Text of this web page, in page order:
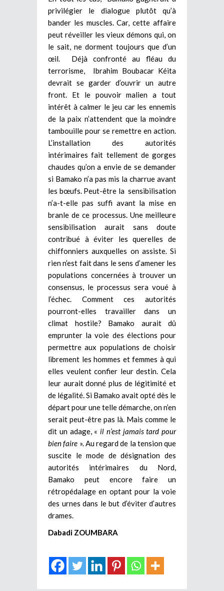
privilégier le dialogue plutôt qu’à
bander les muscles. Car, cette affaire
peut réveiller les vieux démons qui, on
le sait, ne dorment toujours que d’un
œil. Déjà confronté au fléau du
terrorisme, Ibrahim Boubacar Kéita
devrait se garder d’ouvrir un autre
front. Et le pouvoir malien a tout
intérêt à calmer le jeu car les ennemis
de la paix n’attendent que la moindre
tambouille pour se remettre en action.
L’installation des autorités
intérimaires fait tellement de gorges
chaudes qu’on a envie de se demander
si Bamako n’a pas mis la charrue avant
les bœufs. Peut-être la sensibilisation
n’a-t-elle pas suffi avant la mise en
branle de ce processus. Une meilleure
sensibilisation aurait sans doute
contribué à éviter les querelles de
chiffonniers auxquelles on assiste. Si
rien n’est fait dans le sens d’amener les
populations concernées à trouver un
consensus, le processus sera voué à
l’échec. Comment ces autorités
pourront-elles travailler dans un
climat hostile? Bamako aurait dû
emprunter la voie des élections pour
permettre aux populations de choisir
librement les hommes et femmes à qui
elles veulent confier leur destin. Cela
leur aurait donné plus de légitimité et
de légalité. Si Bamako avait opté dès le
départ pour une telle démarche, on n’en
serait peut-être pas là. Mais comme le
dit un adage, « il n’est jamais tard pour
bien faire ». Au regard de la tension que
suscite le mode de désignation des
autorités intérimaires du Nord,
Bamako peut encore faire un
rétropédalage en optant pour la voie
des urnes dans le but d’éviter d’autres
drames.
Dabadi ZOUMBARA